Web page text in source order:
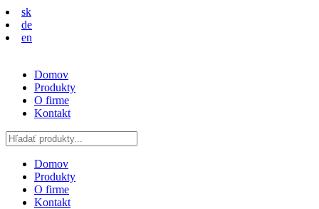
sk
de
en
Domov
Produkty
O firme
Kontakt
Domov
Produkty
O firme
Kontakt